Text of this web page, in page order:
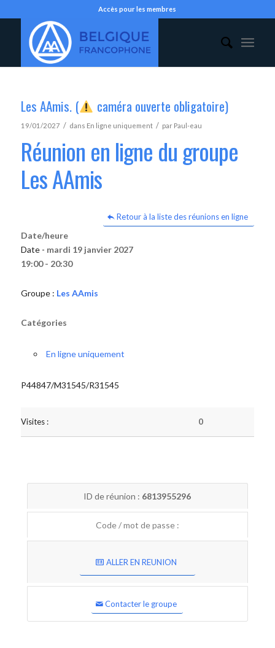
Accès pour les membres
Les AAmis. ( caméra ouverte obligatoire)
19/01/2027 / dans En ligne uniquement / par Paul-eau
Réunion en ligne du groupe
Les AAmis
Retour à la liste des réunions en ligne
Date/heure
Date - mardi 19 janvier 2027
19:00 - 20:30
Groupe : Les AAmis
Catégories
En ligne uniquement
P44847/M31545/R31545
Visites : 0
ID de réunion : 6813955296
Code / mot de passe :
ALLER EN REUNION
Contacter le groupe